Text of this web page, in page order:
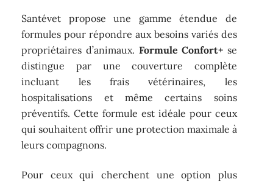
Santévet propose une gamme étendue de
formules pour répondre aux besoins variés des
propriétaires d’animaux. Formule Confort+ se
distingue par une couverture complète
incluant les frais vétérinaires, les
hospitalisations et même certains soins
préventifs. Cette formule est idéale pour ceux
qui souhaitent offrir une protection maximale à
leurs compagnons.
Pour ceux qui cherchent une option plus